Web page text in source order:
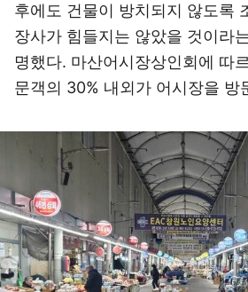
후에도 건물이 방치되지 않도록
장사가 힘들지는 않았을 것이라
명했다. 마산어시장상인회에 따
문객의 30% 내외가 어시장을 방